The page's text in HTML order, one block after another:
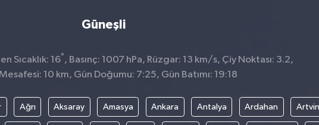
Güneşli
Sıcaklık: 16° , Basınç: 1007 hPa, Rüzgar: 13 km/s, Çiy Noktası: 3.2,
10 km, Gün Doğumu: 7:25, Gün Batımı: 19:18
Ağrı Aksaray Amasya Ankara Antalya Ardahan Artvin